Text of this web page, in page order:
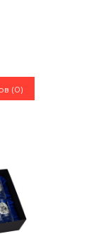
(0)